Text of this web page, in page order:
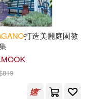
打造美麗庭園教
819